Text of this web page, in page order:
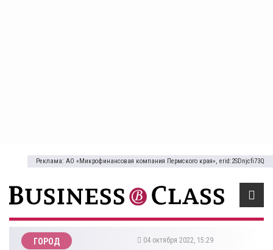
Реклама: АО «Микрофинансовая компания Пермского края», erid:2SDnjcfi73Q
ГОРОД 04 октября 2022, 15:29